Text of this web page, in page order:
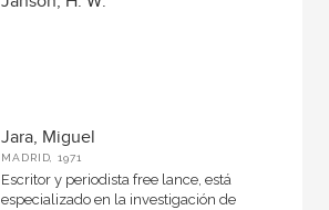
Jara, Miguel
MADRID, 1971
Escritor y periodista free lance, está
especializado en la investigación de